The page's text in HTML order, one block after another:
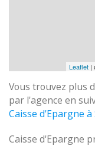
Leaflet |
Vous trouvez plus
par l'agence en
Caisse d'Epargne
Caisse d'Epargne